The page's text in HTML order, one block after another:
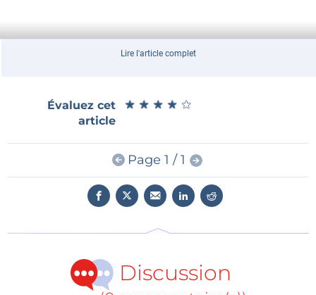
Lire l'article complet
Évaluez cet
article
★ ★ ★ ★ ★
★ ★ ★ ★ ★
Page 1 / 1
Discussion